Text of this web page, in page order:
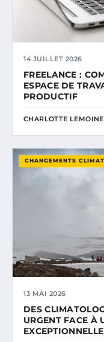
14 JUILLET 2026
FREELANCE :
ESPACE DE
PRODUCTIF
CHARLOTTE LEMOINE
CHANGEMENTS
13 MAI 2026
DES
URGENT FACE À